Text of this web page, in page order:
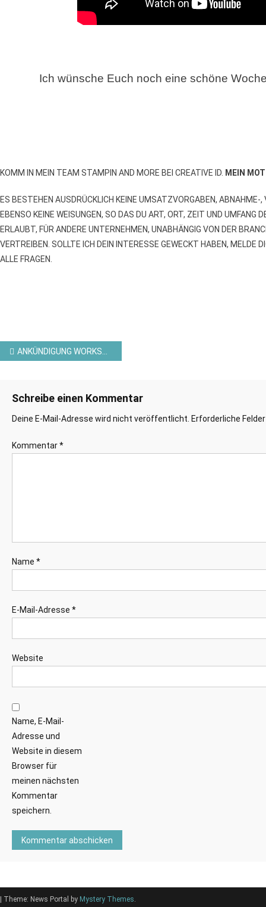
Ich wünsche Euch noch eine schöne
KOMM IN MEIN TEAM STAMPIN AND MORE BEI CREATIVE ID. MEIN
ES BESTEHEN AUSDRÜCKLICH KEINE UMSATZVORGABEN,
EBENSO KEINE WEISUNGEN, SO DAS DU ART, ORT, ZEIT UND
ERLAUBT, FÜR ANDERE UNTERNEHMEN, UNABHÄNGIG VON DER
VERTREIBEN. SOLLTE ICH DEIN INTERESSE GEWECKT HABEN, MELDE
ALLE FRAGEN.
Beitragsnavigation
ANKÜNDIGUNG WORKSHOP2GO #037 FÜR DEN AUGUST 2024 VON STAMPIN AND MORE MIT PRODUKTE VON CREATIVE ID
Schreibe einen Kommentar
Deine E-Mail-Adresse wird nicht veröffentlicht. Erforderliche
Kommentar*
Name *
E-Mail-Adresse *
Website
Name, E-Mail-
Adresse und
Website in diesem
Browser für
meinen nächsten
Kommentar
speichern.
Theme: News Portal by Mystery Themes.